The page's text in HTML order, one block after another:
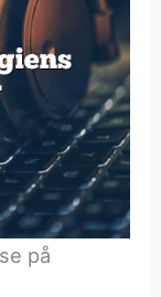
på